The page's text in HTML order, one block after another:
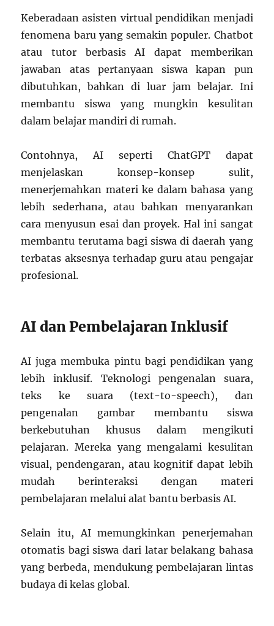
Keberadaan asisten virtual pendidikan menjadi
fenomena baru yang semakin populer. Chatbot
atau tutor berbasis AI dapat memberikan
jawaban atas pertanyaan siswa kapan pun
dibutuhkan, bahkan di luar jam belajar. Ini
membantu siswa yang mungkin kesulitan
dalam belajar mandiri di rumah.
Contohnya, AI seperti ChatGPT dapat
menjelaskan konsep-konsep sulit,
menerjemahkan materi ke dalam bahasa yang
lebih sederhana, atau bahkan menyarankan
cara menyusun esai dan proyek. Hal ini sangat
membantu terutama bagi siswa di daerah yang
terbatas aksesnya terhadap guru atau pengajar
profesional.
AI dan Pembelajaran Inklusif
AI juga membuka pintu bagi pendidikan yang
lebih inklusif. Teknologi pengenalan suara,
teks ke suara (text-to-speech), dan
pengenalan gambar membantu siswa
berkebutuhan khusus dalam mengikuti
pelajaran. Mereka yang mengalami kesulitan
visual, pendengaran, atau kognitif dapat lebih
mudah berinteraksi dengan materi
pembelajaran melalui alat bantu berbasis AI.
Selain itu, AI memungkinkan penerjemahan
otomatis bagi siswa dari latar belakang bahasa
yang berbeda, mendukung pembelajaran lintas
budaya di kelas global.